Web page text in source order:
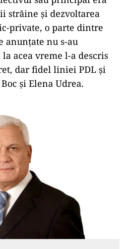
străine și dezvoltarea
private, o parte dintre
anunțate nu s-au
acea vreme l-a descris
dar fidel liniei PDL și
și Elena Udrea.